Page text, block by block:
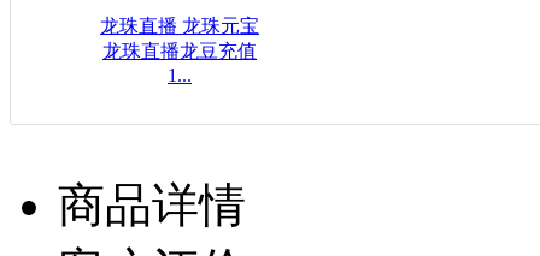
龙珠直播 龙珠元宝
龙珠直播龙豆充值
1...
商品详情